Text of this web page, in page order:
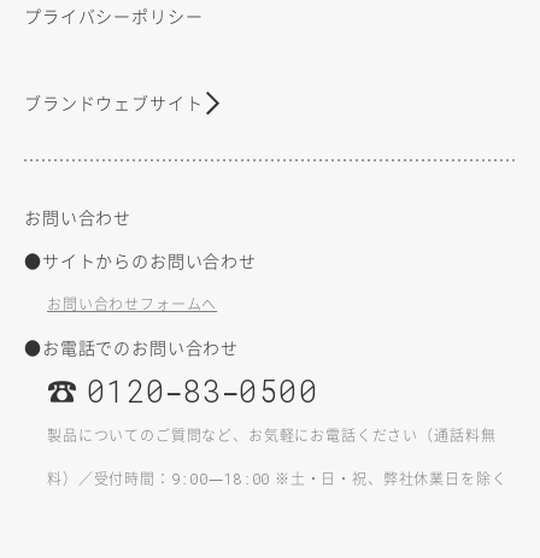
プライバシーポリシー
ブランドウェブサイト
お問い合わせ
●サイトからのお問い合わせ
お問い合わせフォームへ
●お電話でのお問い合わせ
☎ 0120–83–0500
製品についてのご質問など、お気軽にお電話ください（通話料無
料）／受付時間： 9:00—18:00 ※土・日・祝、弊社休業日を除く